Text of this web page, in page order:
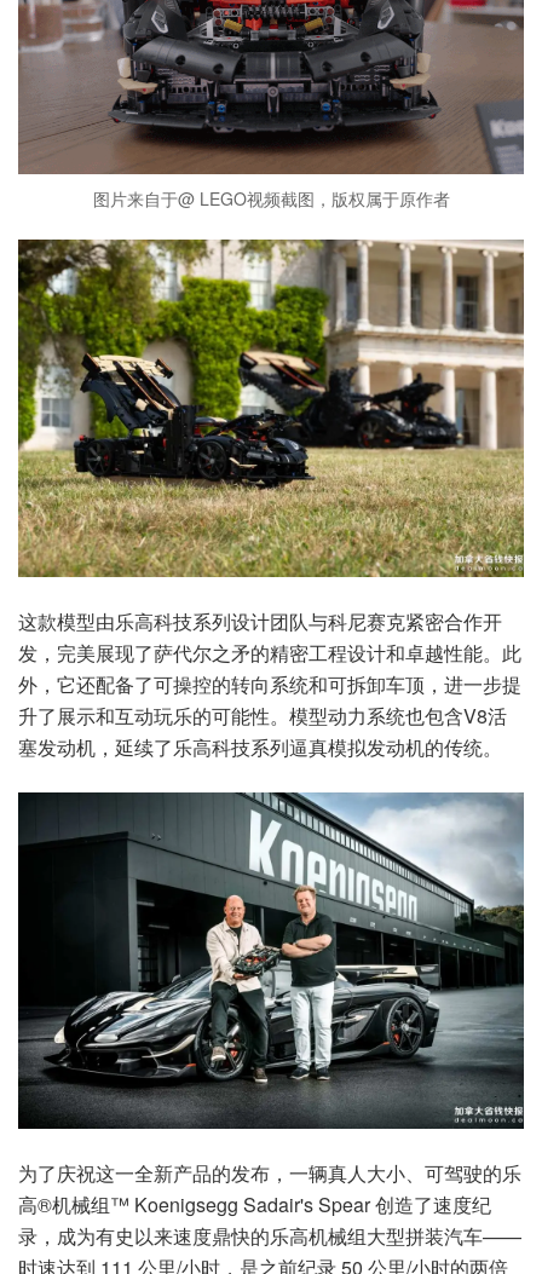
图片来自于@ LEGO视频截图，版权属于原作者
这款模型由乐高科技系列设计团队与科尼赛克紧密合作开
发，完美展现了萨代尔之矛的精密工程设计和卓越性能。此
外，它还配备了可操控的转向系统和可拆卸车顶，进一步提
升了展示和互动玩乐的可能性。模型动力系统也包含V8活
塞发动机，延续了乐高科技系列逼真模拟发动机的传统。
为了庆祝这一全新产品的发布，一辆真人大小、可驾驶的乐
高®机械组™ Koenigsegg Sadair's Spear 创造了速度纪
录，成为有史以来速度鼎快的乐高机械组大型拼装汽车——
时速达到 111 公里/小时，是之前纪录 50 公里/小时的两倍